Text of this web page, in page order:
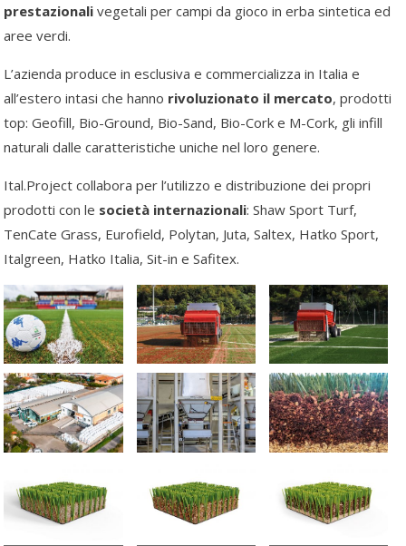
prestazionali vegetali per campi da gioco in erba sintetica ed
aree verdi.
L’azienda produce in esclusiva e commercializza in Italia e
all’estero intasi che hanno rivoluzionato il mercato, prodotti
top: Geofill, Bio-Ground, Bio-Sand, Bio-Cork e M-Cork, gli infill
naturali dalle caratteristiche uniche nel loro genere.
Ital.Project collabora per l’utilizzo e distribuzione dei propri
prodotti con le società internazionali: Shaw Sport Turf,
TenCate Grass, Eurofield, Polytan, Juta, Saltex, Hatko Sport,
Italgreen, Hatko Italia, Sit-in e Safitex.